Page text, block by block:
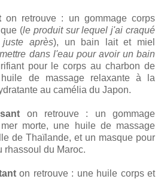
on retrouve : un gommage corps
(le produit sur lequel j'ai craqué
après), un bain lait et miel
dans l'eau pour avoir un bain
pour le corps au charbon de
de massage relaxante à la
au camélia du Japon.
on retrouve : un gommage
morte, une huile de massage
de Thaïlande, et un masque pour
rhassoul du Maroc.
on retrouve : une huile corps et